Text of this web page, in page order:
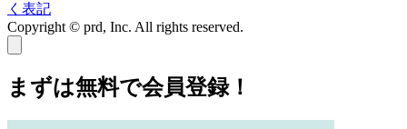
く表記
Copyright © prd, Inc. All rights reserved.
まずは無料で会員登録！